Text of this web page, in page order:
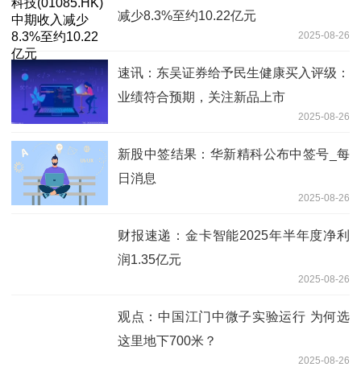
减少8.3%至约10.22亿元
2025-08-26
速讯：东吴证券给予民生健康买入评级：
业绩符合预期，关注新品上市
2025-08-26
新股中签结果：华新精科公布中签号_每
日消息
2025-08-26
财报速递：金卡智能2025年半年度净利
润1.35亿元
2025-08-26
观点：中国江门中微子实验运行 为何选
这里地下700米？
2025-08-26